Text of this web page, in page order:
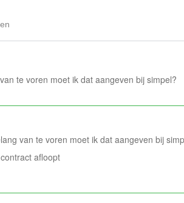
te voren moet ik dat aangeven bij simpel?
van te voren moet ik dat aangeven bij
afloopt